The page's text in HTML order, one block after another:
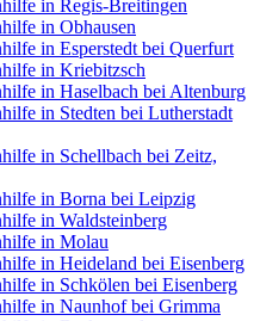
in Regis-Breitingen
in Obhausen
in Esperstedt bei Querfurt
in Kriebitzsch
in Haselbach bei Altenburg
in Stedten bei Lutherstadt
in Schellbach bei Zeitz,
in Borna bei Leipzig
in Waldsteinberg
in Molau
in Heideland bei Eisenberg
in Schkölen bei Eisenberg
in Naunhof bei Grimma